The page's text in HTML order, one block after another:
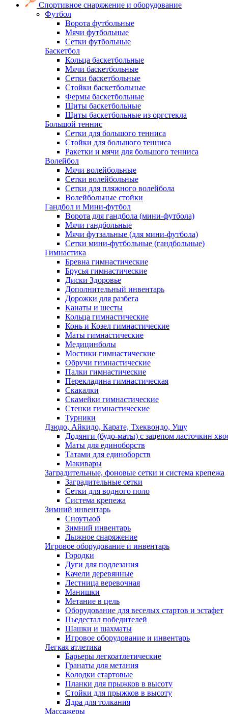
Спортивное снаряжение и оборудование
Футбол
Ворота футбольные
Мячи футбольные
Сетки футбольные
Баскетбол
Кольца баскетбольные
Мячи баскетбольные
Сетки баскетбольные
Стойки баскетбольные
Фермы баскетбольные
Щиты баскетбольные
Щиты баскетбольные из оргстекла
Большой теннис
Сетки для большого тенниса
Стойки для большого тенниса
Ракетки и мячи для большого тенниса
Волейбол
Мячи волейбольные
Сетки волейбольные
Сетки для пляжного волейбола
Волейбольные стойки
Гандбол и Мини-футбол
Ворота для гандбола (мини-футбола)
Мячи гандбольные
Мячи футзальные (для мини-футбола)
Сетки мини-футбольные (гандбольные)
Гимнастика
Бревна гимнастические
Брусья гимнастические
Диски Здоровье
Дополнительный инвентарь
Дорожки для разбега
Канаты и шесты
Кольца гимнастические
Конь и Козел гимнастические
Маты гимнастические
Медицинболы
Мостики гимнастические
Обручи гимнастические
Палки гимнастические
Перекладина гимнастическая
Скакалки
Скамейки гимнастические
Стенки гимнастические
Турники
Дзюдо, Айкидо, Карате, Тхеквондо, Ушу
Додянги (будо-маты) с зацепом ласточкин
Маты для единоборств
Татами для единоборств
Макивары
Заградительные, фоновые сетки и система крепежа
Заградительные сетки
Сетки для водного поло
Система крепежа
Зимний инвентарь
Сноутьюб
Зимний инвентарь
Лыжное снаряжение
Игровое оборудование и инвентарь
Городки
Дуги для подлезания
Качели деревянные
Лестница веревочная
Манишки
Метание в цель
Оборудование для веселых стартов и эстафет
Пьедестал победителей
Шашки и шахматы
Игровое оборудование и инвентарь
Легкая атлетика
Барьеры легкоатлетические
Гранаты для метания
Колодки стартовые
Планки для прыжков в высоту
Стойки для прыжков в высоту
Ядра для толкания
Массажеры